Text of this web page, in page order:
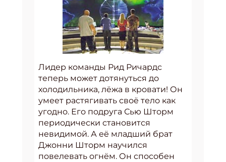
Лидер команды Рид Ричардс
теперь может дотянуться до
холодильника, лёжа в кровати! Он
умеет растягивать своё тело как
угодно. Его подруга Сью Шторм
периодически становится
невидимой. А её младший брат
Джонни Шторм научился
повелевать огнём. Он способен